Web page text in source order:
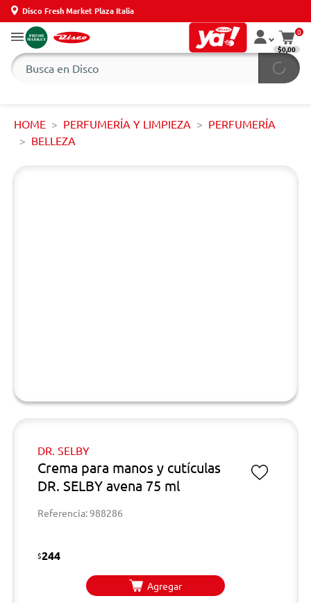
Disco Fresh Market Plaza Italia
0
$0,00
HOME PERFUMERÍA Y LIMPIEZA
PERFUMERÍA
BELLEZA
DR. SELBY
Crema para manos y cutículas
DR. SELBY avena 75 ml
Referencia: 988286
$244
Agregar